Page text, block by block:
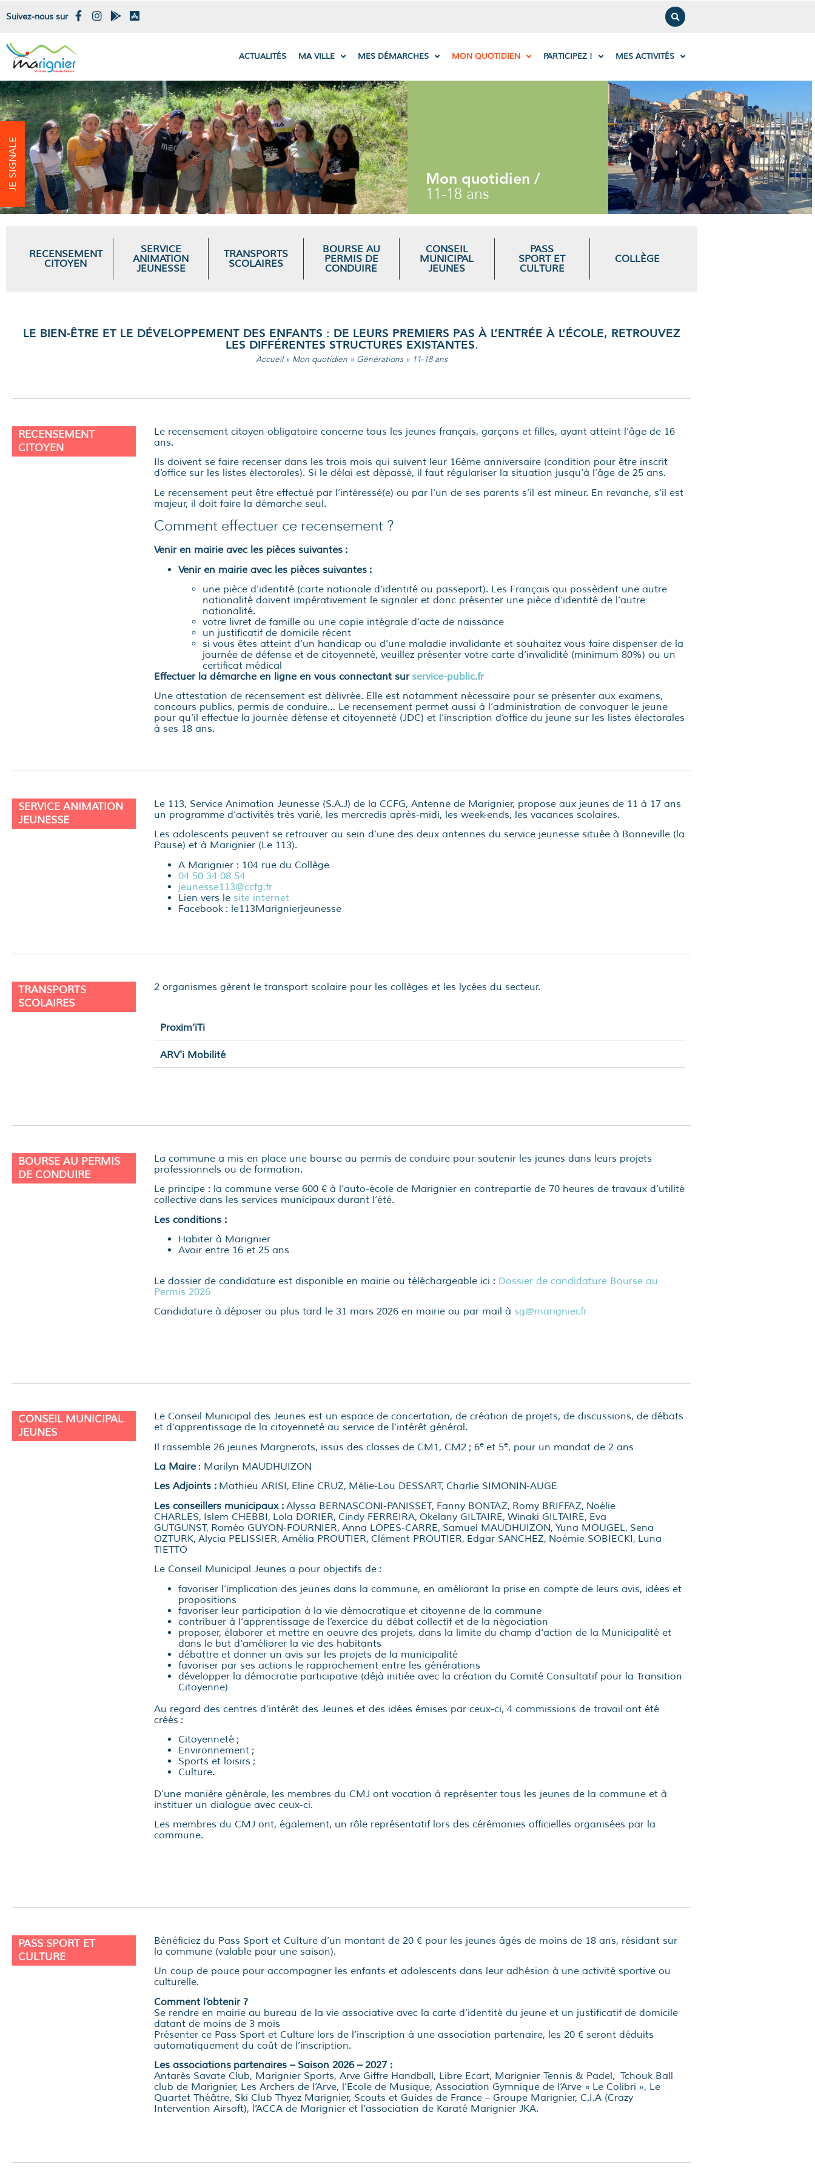
Suivez-nous sur
ACTUALITÉS MA VILLE MES DÉMARCHES MON QUOTIDIEN PARTICIPEZ ! MES ACTIVITÉS
JE SIGNALE Mon quotidien /
11-18 ans
RECENSEMENT
CITOYEN
SERVICE
ANIMATION
JEUNESSE
TRANSPORTS
SCOLAIRES
BOURSE AU
PERMIS DE
CONDUIRE
CONSEIL
MUNICIPAL
JEUNES
PASS
SPORT ET
CULTURE
COLLÈGE
LE BIEN-ÊTRE ET LE DÉVELOPPEMENT DES ENFANTS : DE LEURS PREMIERS PAS À L’ENTRÉE À L’ÉCOLE, RETROUVEZ
LES DIFFÉRENTES STRUCTURES EXISTANTES.
Accueil» Mon quotidien » Générations» 11-18 ans
RECENSEMENT
CITOYEN
Le recensement citoyen obligatoire concerne tous les jeunes français, garçons et filles, ayant atteint l’âge de 16
ans.
Ils doivent se faire recenser dans les trois mois qui suivent leur 16ème anniversaire (condition pour être inscrit
d’office sur les listes électorales). Si le délai est dépassé, il faut régulariser la situation jusqu’à l’âge de 25 ans.
Le recensement peut être effectué par l’intéressé(e) ou par l’un de ses parents s’il est mineur. En revanche, s’il est
majeur, il doit faire la démarche seul.
Comment effectuer ce recensement ?
Venir en mairie avec les pièces suivantes :
Venir en mairie avec les pièces suivantes :
une pièce d’identité (carte nationale d’identité ou passeport). Les Français qui possèdent une autre
nationalité doivent impérativement le signaler et donc présenter une pièce d’identité de l’autre
nationalité.
votre livret de famille ou une copie intégrale d’acte de naissance
un justificatif de domicile récent
si vous êtes atteint d’un handicap ou d’une maladie invalidante et souhaitez vous faire dispenser de la
journée de défense et de citoyenneté, veuillez présenter votre carte d’invalidité (minimum 80%) ou un
certificat médical
Effectuer la démarche en ligne en vous connectant sur service-public.fr
Une attestation de recensement est délivrée. Elle est notamment nécessaire pour se présenter aux examens,
concours publics, permis de conduire… Le recensement permet aussi à l’administration de convoquer le jeune
pour qu’il effectue la journée défense et citoyenneté (JDC) et l’inscription d’office du jeune sur les listes électorales
à ses 18 ans.
SERVICE ANIMATION
JEUNESSE
Le 113, Service Animation Jeunesse (S.A.J) de la CCFG, Antenne de Marignier, propose aux jeunes de 11 à 17 ans
un programme d’activités très varié, les mercredis après-midi, les week-ends, les vacances scolaires.
Les adolescents peuvent se retrouver au sein d’une des deux antennes du service jeunesse située à Bonneville (la
Pause) et à Marignier (Le 113).
A Marignier : 104 rue du Collège
04 50 34 08 54
jeunesse113@ccfg.fr
Lien vers le site internet
Facebook : le113Marignierjeunesse
TRANSPORTS
SCOLAIRES
2 organismes gèrent le transport scolaire pour les collèges et les lycées du secteur.
Proxim’iTi
ARV'i Mobilité
BOURSE AU PERMIS
DE CONDUIRE
La commune a mis en place une bourse au permis de conduire pour soutenir les jeunes dans leurs projets
professionnels ou de formation.
Le principe : la commune verse 600 € à l’auto-école de Marignier en contrepartie de 70 heures de travaux d’utilité
collective dans les services municipaux durant l’été.
Les conditions :
Habiter à Marignier
Avoir entre 16 et 25 ans
Le dossier de candidature est disponible en mairie ou téléchargeable ici : Dossier de candidature Bourse au
Permis 2026
Candidature à déposer au plus tard le 31 mars 2026 en mairie ou par mail à sg@marignier.fr
CONSEIL MUNICIPAL
JEUNES
Le Conseil Municipal des Jeunes est un espace de concertation, de création de projets, de discussions, de débats
et d’apprentissage de la citoyenneté au service de l’intérêt général.
Il rassemble 26 jeunes Margnerots, issus des classes de CM1, CM2 ; 6e et 5e, pour un mandat de 2 ans
La Maire : Marilyn MAUDHUIZON
Les Adjoints : Mathieu ARISI, Eline CRUZ, Mélie-Lou DESSART, Charlie SIMONIN-AUGE
Les conseillers municipaux : Alyssa BERNASCONI-PANISSET, Fanny BONTAZ, Romy BRIFFAZ, Noélie
CHARLES, Islem CHEBBI, Lola DORIER, Cindy FERREIRA, Okelany GILTAIRE, Winaki GILTAIRE, Eva
GUTGUNST, Roméo GUYON-FOURNIER, Anna LOPES-CARRE, Samuel MAUDHUIZON, Yuna MOUGEL, Sena
OZTURK, Alycia PELISSIER, Amélia PROUTIER, Clément PROUTIER, Edgar SANCHEZ, Noémie SOBIECKI, Luna
TIETTO
Le Conseil Municipal Jeunes a pour objectifs de :
favoriser l’implication des jeunes dans la commune, en améliorant la prise en compte de leurs avis, idées et
propositions
favoriser leur participation à la vie démocratique et citoyenne de la commune
contribuer à l’apprentissage de l’exercice du débat collectif et de la négociation
proposer, élaborer et mettre en oeuvre des projets, dans la limite du champ d’action de la Municipalité et
dans le but d’améliorer la vie des habitants
débattre et donner un avis sur les projets de la municipalité
favoriser par ses actions le rapprochement entre les générations
développer la démocratie participative (déjà initiée avec la création du Comité Consultatif pour la Transition
Citoyenne)
Au regard des centres d’intérêt des Jeunes et des idées émises par ceux-ci, 4 commissions de travail ont été
créés :
Citoyenneté ;
Environnement ;
Sports et loisirs ;
Culture.
D’une manière générale, les membres du CMJ ont vocation à représenter tous les jeunes de la commune et à
instituer un dialogue avec ceux-ci.
Les membres du CMJ ont, également, un rôle représentatif lors des cérémonies officielles organisées par la
commune.
PASS SPORT ET
CULTURE
Bénéficiez du Pass Sport et Culture d’un montant de 20 € pour les jeunes âgés de moins de 18 ans, résidant sur
la commune (valable pour une saison).
Un coup de pouce pour accompagner les enfants et adolescents dans leur adhésion à une activité sportive ou
culturelle.
Comment l’obtenir ?
Se rendre en mairie au bureau de la vie associative avec la carte d’identité du jeune et un justificatif de domicile
datant de moins de 3 mois
Présenter ce Pass Sport et Culture lors de l’inscription à une association partenaire, les 20 € seront déduits
automatiquement du coût de l’inscription.
Les associations partenaires – Saison 2026 – 2027 :
Antarès Savate Club, Marignier Sports, Arve Giffre Handball, Libre Ecart, Marignier Tennis & Padel, Tchouk Ball
club de Marignier, Les Archers de l’Arve, l’Ecole de Musique, Association Gymnique de l’Arve « Le Colibri », Le
Quartet Théâtre, Ski Club Thyez Marignier, Scouts et Guides de France – Groupe Marignier, C.I.A (Crazy
Intervention Airsoft), l’ACCA de Marignier et l’association de Karaté Marignier JKA.